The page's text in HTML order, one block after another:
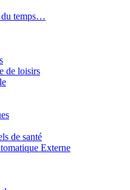
du temps…
de loisirs
de santé
Externe